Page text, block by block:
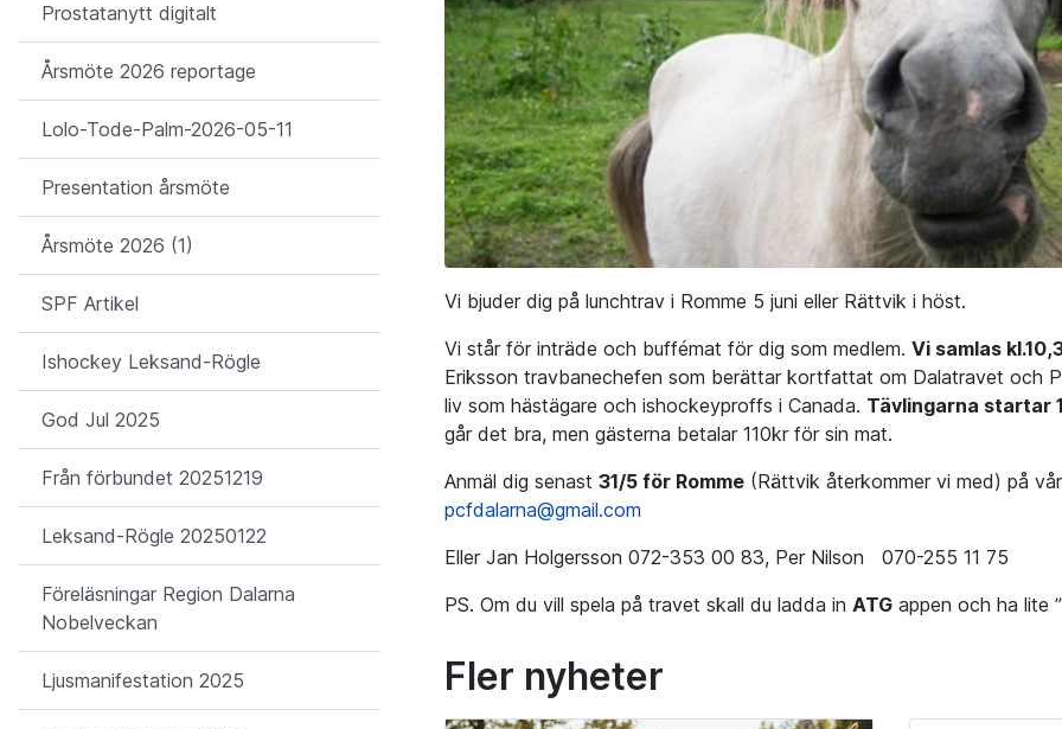
Prostatanytt digitalt
Årsmöte 2026 reportage
Lolo-Tode-Palm-2026-05-11
Presentation årsmöte
Årsmöte 2026 (1)
SPF Artikel
Ishockey Leksand-Rögle
God Jul 2025
Från förbundet 20251219
Leksand-Rögle 20250122
Föreläsningar Region Dalarna
Nobelveckan
Ljusmanifestation 2025
Vi bjuder dig på lunchtrav i Romme 5 juni eller Rättvik i höst.
Vi står för inträde och buffémat för dig som medlem. Vi samlas
Eriksson travbanechefen som berättar kortfattat om Dalatravet och
liv som hästägare och ishockeyproffs i Canada. Tävlingarna startar
går det bra, men gästerna betalar 110kr för sin mat.
Anmäl dig senast 31/5 för Romme (Rättvik återkommer vi med) på
pcfdalarna@gmail.com
Eller Jan Holgersson 072-353 00 83, Per Nilson 070-255 11 75
PS. Om du vill spela på travet skall du ladda in ATG appen och ha lite
Fler nyheter